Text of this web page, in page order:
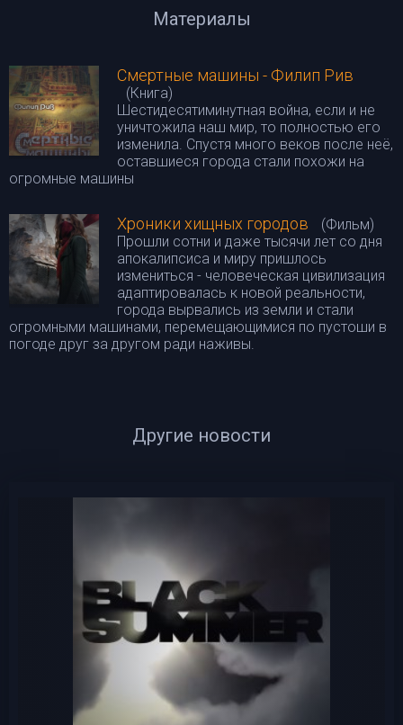
Материалы
Смертные машины - Филип Рив
(Книга)
Шестидесятиминутная война, если и не
уничтожила наш мир, то полностью его
изменила. Спустя много веков после неё,
оставшиеся города стали похожи на
огромные машины
Хроники хищных городов
(Фильм)
Прошли сотни и даже тысячи лет со дня
апокалипсиса и миру пришлось
измениться - человеческая цивилизация
адаптировалась к новой реальности,
города вырвались из земли и стали
огромными машинами, перемещающимися по пустоши в
погоде друг за другом ради наживы.
Другие новости